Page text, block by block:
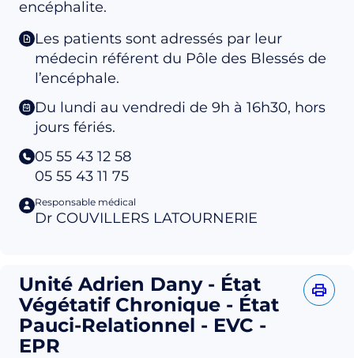
encéphalite.
Les patients sont adressés par leur
médecin référent du Pôle des Blessés de
l’encéphale.
Du lundi au vendredi de 9h à 16h30, hors
jours fériés.
05 55 43 12 58
05 55 43 11 75
Responsable médical
Dr COUVILLERS LATOURNERIE
Unité Adrien Dany - État
Végétatif Chronique - État
Pauci-Relationnel - EVC -
EPR